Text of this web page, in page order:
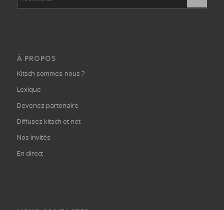
À PROPOS
Kitsch sommes-nous ?
Lexique
Devenez partenaire
Diffusez kitsch et net
Nos invités
En direct